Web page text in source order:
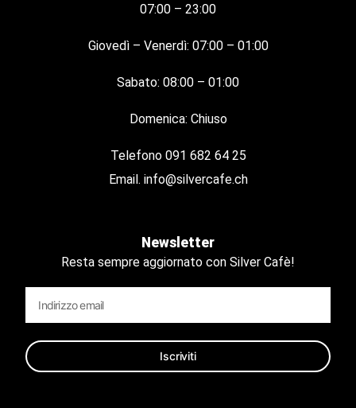
07:00 – 23:00
Giovedì – Venerdì: 07:00 – 01:00
Sabato: 08:00 – 01:00
Domenica: Chiuso
Telefono 091 682 64 25
Email. info@silvercafe.ch
Newsletter
Resta sempre aggiornato con Silver Cafè!
Iscriviti